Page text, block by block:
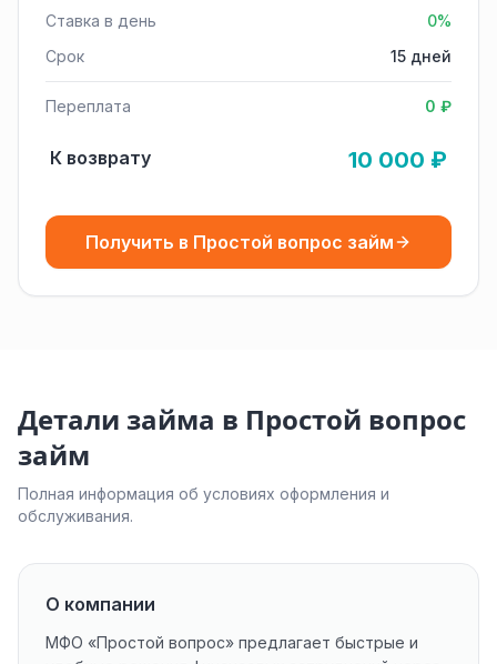
Ставка в день
0%
Срок
15 дней
Переплата 0 ₽
К возврату 10 000 ₽
Получить в Простой вопрос займ
Детали займа в Простой вопрос
займ
Полная информация об условиях оформления и
обслуживания.
О компании
МФО «Простой вопрос» предлагает быстрые и